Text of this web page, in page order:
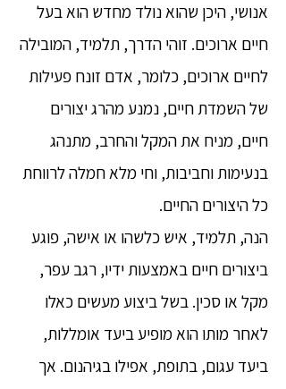
אנושי, היכן שהוא נולד מחדש הוא בעל
חיים ארוכים. זוהי הדרך, תלמיד, המובילה
לחיים ארוכים, כלומר, אדם זונח פעילות
של השמדת חיים, נמנע מהרג יצורים
חיים, מניח את המקל והחרב, מתנהג
בנעימות וחביבות, וחי מלא חמלה לרווחת
כל היצורים החיים.
הנה, תלמיד, איש כלשהו או אישה, פוגע
ביצורים חיים באמצעות ידיו, רגב עפר,
מקל או סכין. בשל ביצוע מעשים כאלו
לאחר מותו הוא מופיע ביעד אומללות,
ביעד עגום, בתופת, אפילו בגיהנום. אך